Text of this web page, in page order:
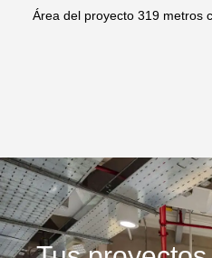
Área del proyecto 319 metros